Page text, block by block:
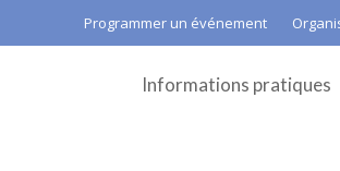
Programmer un événement
Informations pratiques